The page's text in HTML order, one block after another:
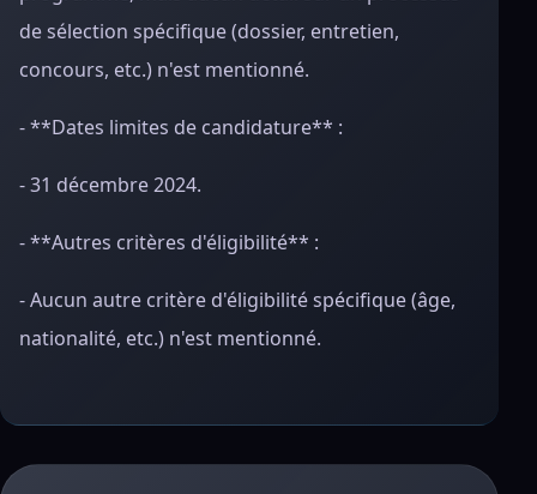
de sélection spécifique (dossier, entretien,
concours, etc.) n'est mentionné.
- **Dates limites de candidature** :
- 31 décembre 2024.
- **Autres critères d'éligibilité** :
- Aucun autre critère d'éligibilité spécifique (âge,
nationalité, etc.) n'est mentionné.